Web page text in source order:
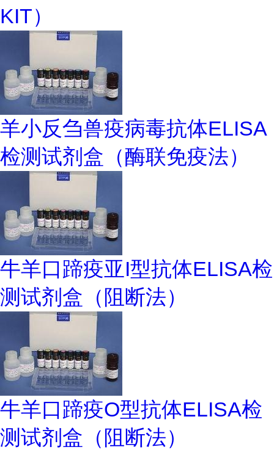
KIT）
羊小反刍兽疫病毒抗体ELISA
检测试剂盒（酶联免疫法）
牛羊口蹄疫亚I型抗体ELISA检
测试剂盒（阻断法）
牛羊口蹄疫O型抗体ELISA检
测试剂盒（阻断法）